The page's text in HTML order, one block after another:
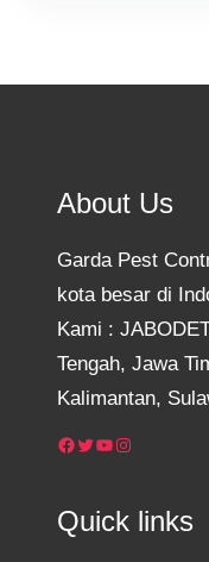
About Us
Garda Pest
kota besar di
Kami :
Tengah, Jawa
Kalimantan,
Facebook Twitter YouTube Instagram
Quick links